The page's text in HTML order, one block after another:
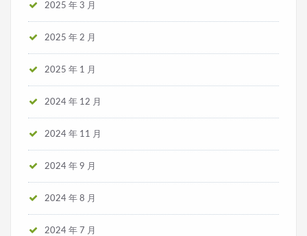
2025 年 3 月
2025 年 2 月
2025 年 1 月
2024 年 12 月
2024 年 11 月
2024 年 9 月
2024 年 8 月
2024 年 7 月